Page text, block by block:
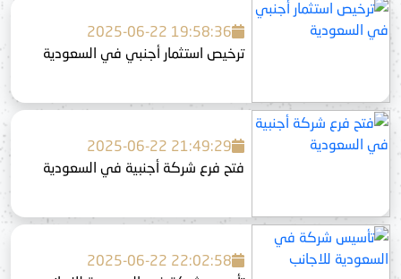
2025-06-22 19:58:36
ترخيص استثمار أجنبي في السعودية
2025-06-22 21:49:29
فتح فرع شركة أجنبية في السعودية
2025-06-22 22:02:58